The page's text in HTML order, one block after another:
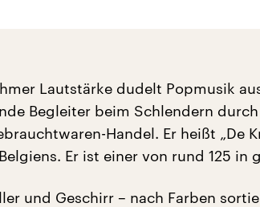
Lautstärke dudelt Popmusik
Begleiter beim Schlendern
Handel. Er heißt „De
Er ist einer von rund 125 in
und Geschirr – nach Farben